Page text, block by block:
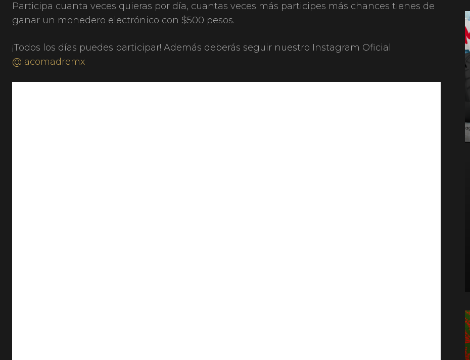
Participa cuanta veces quieras por día, cuantas veces más participes más chances tienes de
ganar un monedero electrónico con $500 pesos.
¡Todos los días puedes participar! Además deberás seguir nuestro Instagram Oficial
@lacomadremx